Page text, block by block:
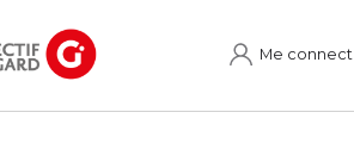
Me